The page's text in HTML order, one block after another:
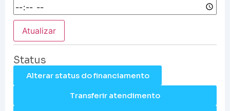
Atualizar
Status
Alterar status do financiamento
Transferir atendimento